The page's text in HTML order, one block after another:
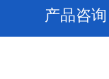
产品咨询